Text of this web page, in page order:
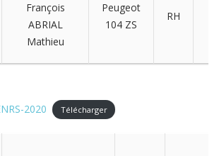
François
ABRIAL
Mathieu
Peugeot
104 ZS
RH
2020 Télécharger